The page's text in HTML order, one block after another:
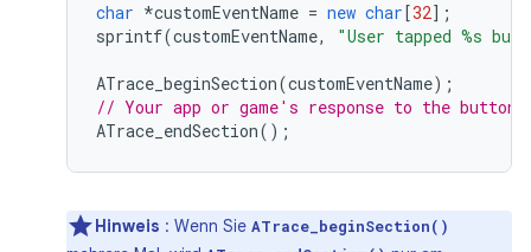
char *customEventName = new char[32];
sprintf(customEventName, "User tapped %s
ATrace_beginSection(customEventName);
// Your app or game's response to the button
ATrace_endSection();
Hinweis : Wenn Sie ATrace_beginSection()